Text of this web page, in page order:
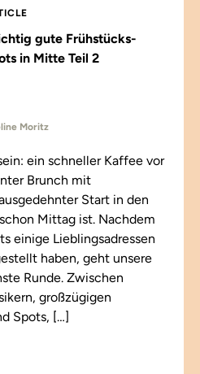
gute Frühstücks-
in Mitte Teil 2
Moritz
ein schneller Kaffee vor
Brunch mit
Start in den
Mittag ist. Nachdem
einige Lieblingsadressen
haben, geht unsere
Runde. Zwischen
großzügigen
Spots, […]